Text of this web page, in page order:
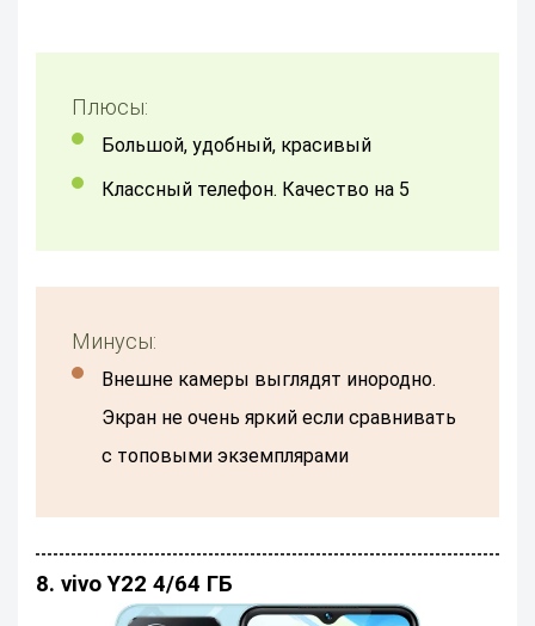
Плюсы:
Большой, удобный, красивый
Классный телефон. Качество на 5
Минусы:
Внешне камеры выглядят инородно.
Экран не очень яркий если сравнивать
с топовыми экземплярами
8. vivo Y22 4/64 ГБ